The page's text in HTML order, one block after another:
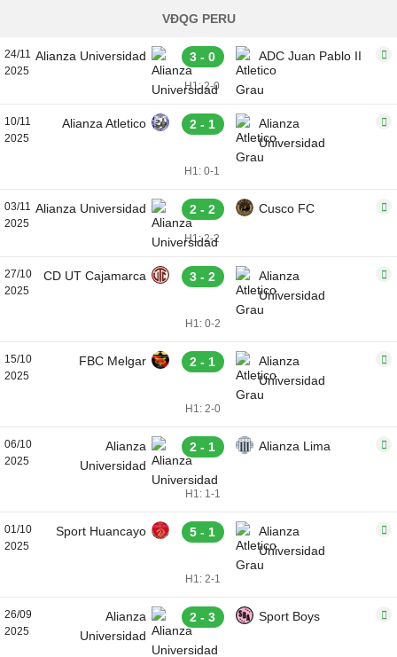
VĐQG PERU
24/11
2025
Alianza Universidad 3 - 0 ADC Juan Pablo II
H1: 2-0
10/11
2025
Alianza Atletico 2 - 1
Alianza
Universidad
H1: 0-1
03/11
2025
Alianza Universidad 2 - 2 Cusco FC
H1: 2-2
27/10
2025
CD UT Cajamarca 3 - 2
Alianza
Universidad
H1: 0-2
15/10
2025
FBC Melgar 2 - 1
Alianza
Universidad
H1: 2-0
06/10
2025
Alianza
Universidad
2 - 1 Alianza Lima
H1: 1-1
01/10
2025
Sport Huancayo 5 - 1
Alianza
Universidad
H1: 2-1
26/09
2025
Alianza
Universidad
2 - 3 Sport Boys